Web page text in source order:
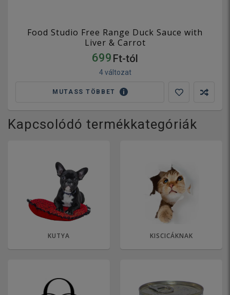
Food Studio Free Range Duck Sauce with
Liver & Carrot
699 Ft-tól
4 változat
MUTASS TÖBBET
Kapcsolódó termékkategóriák
KUTYA KISCICÁKNAK